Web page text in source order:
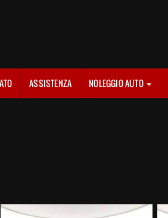
ASSISTENZA NOLEGGIO AUTO